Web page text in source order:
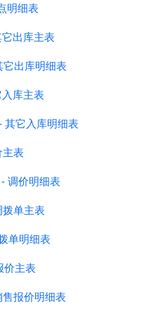
明细表
出库主表
它出库明细表
库主表
其它入库明细表
主表
调价明细表
拨单主表
单明细表
价主表
售报价明细表